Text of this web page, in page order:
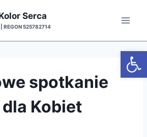
Serca
REGON 525782714
spotkanie
Kobiet